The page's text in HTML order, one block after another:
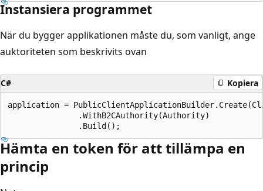
Instansiera programmet
När du bygger applikationen måste du, som vanligt, ange
auktoriteten som beskrivits ovan
C# Kopiera
application =
               .WithB2CAuthority(Authority)
Hämta en token för att tillämpa en
princip